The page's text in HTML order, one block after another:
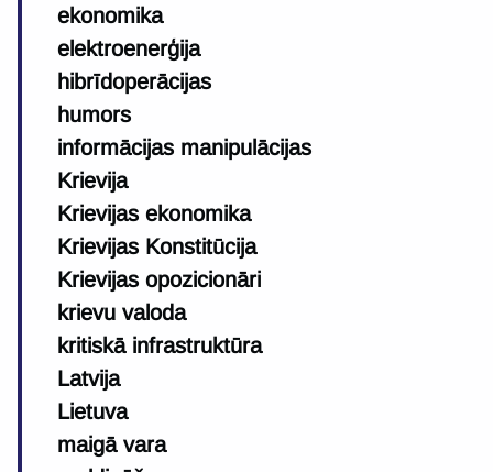
ekonomika
elektroenerģija
hibrīdoperācijas
humors
informācijas manipulācijas
Krievija
Krievijas ekonomika
Krievijas Konstitūcija
Krievijas opozicionāri
krievu valoda
kritiskā infrastruktūra
Latvija
Lietuva
maigā vara